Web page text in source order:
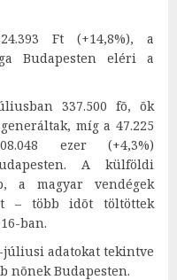
Ft (+14,8%), a
Budapesten eléri a
337.500 fõ, õk
míg a 47.225
ezer (+4,3%)
A külföldi
a magyar vendégek
– több idõt töltöttek
ban.
adatokat tekintve
nõnek Budapesten.